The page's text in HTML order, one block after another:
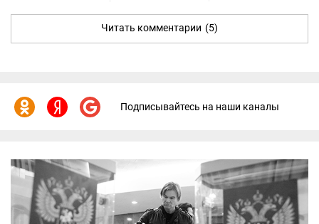
Читать комментарии (5)
Подписывайтесь на наши каналы